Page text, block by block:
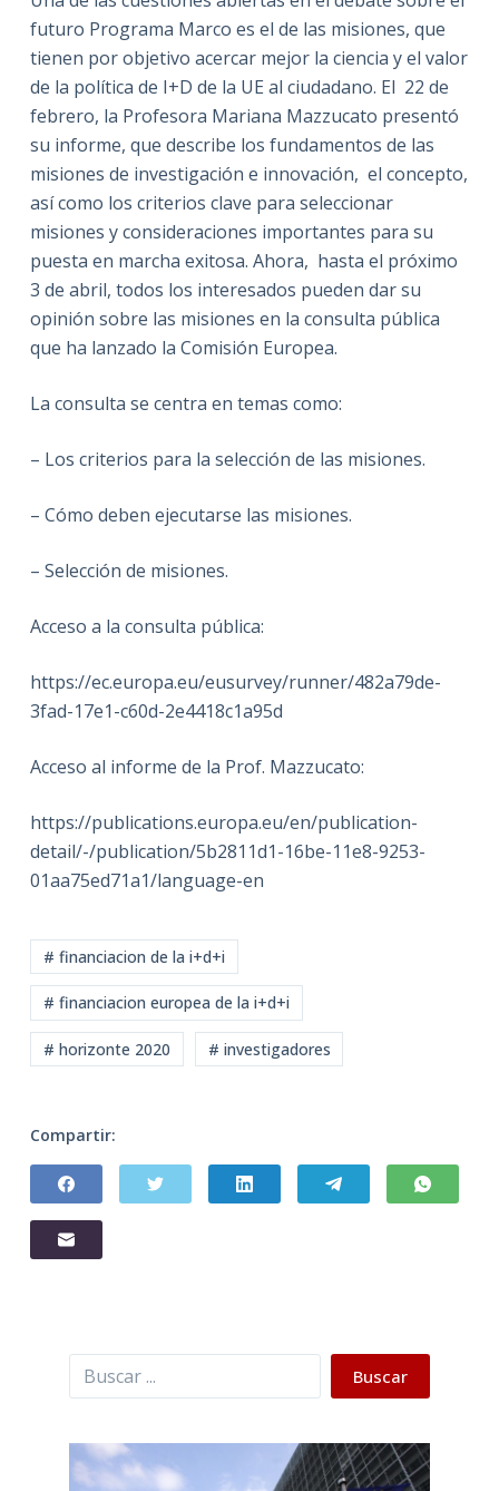
futuro Programa Marco es el de las misiones, que
tienen por objetivo acercar mejor la ciencia y el valor
de la política de I+D de la UE al ciudadano. El 22 de
febrero, la Profesora Mariana Mazzucato presentó
su informe, que describe los fundamentos de las
misiones de investigación e innovación, el concepto,
así como los criterios clave para seleccionar
misiones y consideraciones importantes para su
puesta en marcha exitosa. Ahora, hasta el próximo
3 de abril, todos los interesados pueden dar su
opinión sobre las misiones en la consulta pública
que ha lanzado la Comisión Europea.
La consulta se centra en temas como:
– Los criterios para la selección de las misiones.
– Cómo deben ejecutarse las misiones.
– Selección de misiones.
Acceso a la consulta pública:
https://ec.europa.eu/eusurvey/runner/482a79de-
3fad-17e1-c60d-2e4418c1a95d
Acceso al informe de la Prof. Mazzucato:
https://publications.europa.eu/en/publication-
detail/-/publication/5b2811d1-16be-11e8-9253-
01aa75ed71a1/language-en
# financiacion de la i+d+i
# financiacion europea de la i+d+i
# horizonte 2020 # investigadores
Compartir:
Buscar Buscar